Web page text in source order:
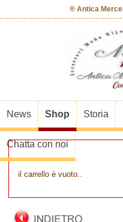
® Antica
News Shop Storia
Chatta con noi
il carrello è vuoto..